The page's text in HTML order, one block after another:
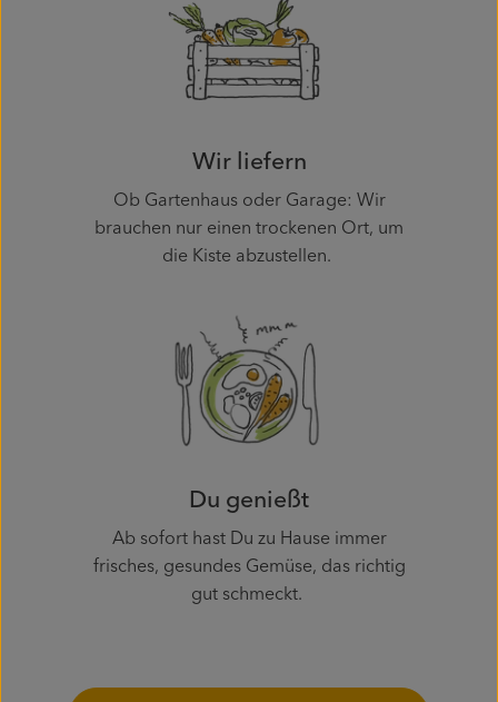
Wir liefern
Ob Gartenhaus oder Garage: Wir
brauchen nur einen trockenen Ort, um
die Kiste abzustellen.
Du genießt
Ab sofort hast Du zu Hause immer
frisches, gesundes Gemüse, das richtig
gut schmeckt.